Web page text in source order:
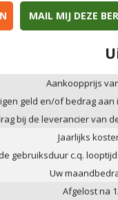
MAIL MIJ DEZE
Aankoopprijs
geld en/of bedrag aan
bij de leverancier van
Jaarlijks
gebruiksduur c.q.
Uw
Afgelost na